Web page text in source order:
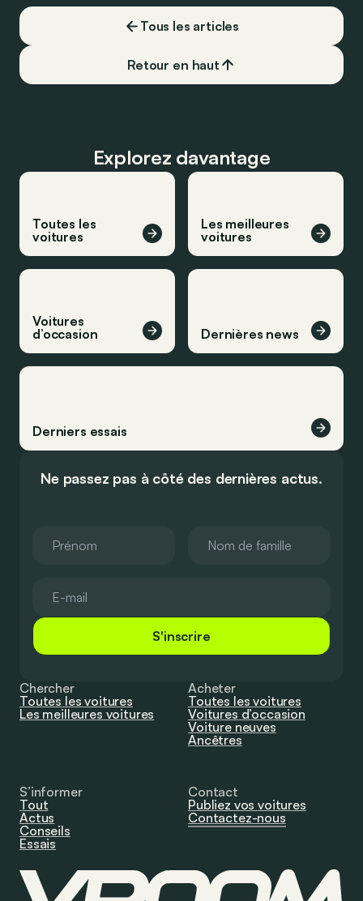
Tous les articles
Retour en haut
Explorez davantage
Toutes les
voitures
Les meilleures
voitures
Voitures
d’occasion
Dernières news
Derniers essais
Ne passez pas à côté des dernières actus.
S'inscrire
Chercher
Toutes les voitures
Les meilleures voitures
Acheter
Toutes les voitures
Voitures d’occasion
Voiture neuves
Ancêtres
S’informer
Tout
Actus
Conseils
Essais
Contact
Publiez vos voitures
Contactez-nous